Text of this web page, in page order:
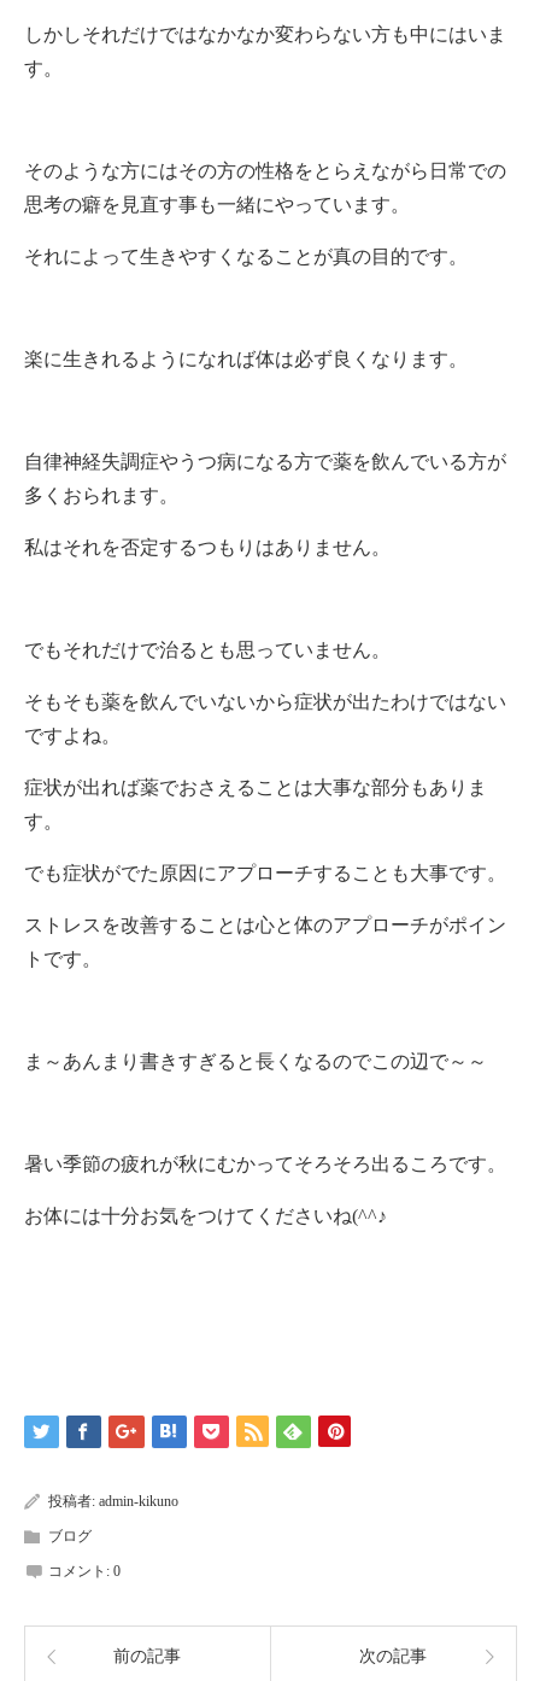
しかしそれだけではなかなか変わらない方も中にはいま
す。
そのような方にはその方の性格をとらえながら日常での
思考の癖を見直す事も一緒にやっています。
それによって生きやすくなることが真の目的です。
楽に生きれるようになれば体は必ず良くなります。
自律神経失調症やうつ病になる方で薬を飲んでいる方が
多くおられます。
私はそれを否定するつもりはありません。
でもそれだけで治るとも思っていません。
そもそも薬を飲んでいないから症状が出たわけではない
ですよね。
症状が出れば薬でおさえることは大事な部分もありま
す。
でも症状がでた原因にアプローチすることも大事です。
ストレスを改善することは心と体のアプローチがポイン
トです。
ま～あんまり書きすぎると長くなるのでこの辺で～～
暑い季節の疲れが秋にむかってそろそろ出るころです。
お体には十分お気をつけてくださいね(^^♪
投稿者: admin-kikuno
ブログ
コメント: 0
前の記事 次の記事